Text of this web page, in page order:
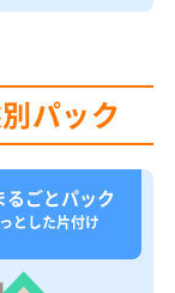
パック
るごとパック
とした片付け